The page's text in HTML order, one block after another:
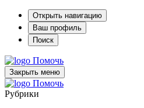
Открыть навигацию
Ваш профиль
Поиск
Помочь
Закрыть меню
Помочь
Рубрики